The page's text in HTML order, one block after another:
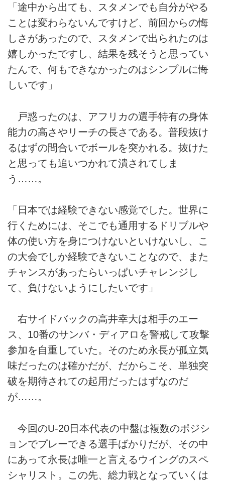
「途中から出ても、スタメンでも自分がやる
ことは変わらないんですけど、前回からの悔
しさがあったので、スタメンで出られたのは
嬉しかったですし、結果を残そうと思ってい
たんで、何もできなかったのはシンプルに悔
しいです」
戸惑ったのは、アフリカの選手特有の身体
能力の高さやリーチの長さである。普段抜け
るはずの間合いでボールを突かれる。抜けた
と思っても追いつかれて潰されてしま
う……。
「日本では経験できない感覚でした。世界に
行くためには、そこでも通用するドリブルや
体の使い方を身につけないといけないし、こ
の大会でしか経験できないことなので、また
チャンスがあったらいっぱいチャレンジし
て、負けないようにしたいです」
右サイドバックの高井幸大は相手のエー
ス、10番のサンバ・ディアロを警戒して攻撃
参加を自重していた。そのため永長が孤立気
味だったのは確かだが、だからこそ、単独突
破を期待されての起用だったはずなのだ
が……。
今回のU-20日本代表の中盤は複数のポジシ
ョンでプレーできる選手ばかりだが、その中
にあって永長は唯一と言えるウイングのスペ
シャリスト。この先、総力戦となっていくは